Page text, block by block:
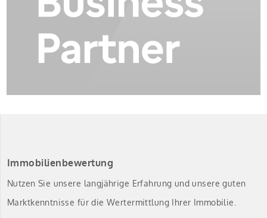
Immobilienbewertung
Nutzen Sie unsere langjährige Erfahrung und unsere guten
Marktkenntnisse für die Wertermittlung Ihrer Immobilie.